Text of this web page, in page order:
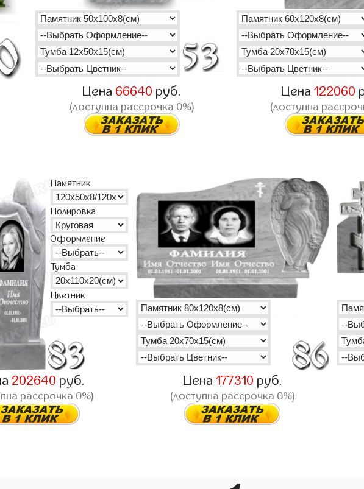
Цена 66640 руб.
(доступна рассрочка 0%)
Цена122060
(доступна
Памятник
Полировка
Оформление
Тумба
Цветник
202640 руб.
рассрочка 0%)
Цена 177310 руб.
(доступна рассрочка 0%)